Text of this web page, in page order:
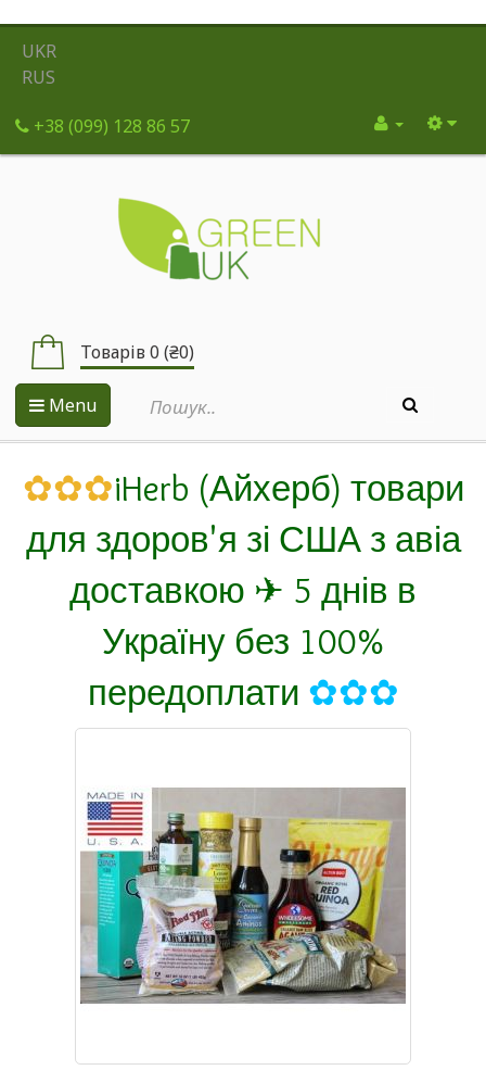
UKR
RUS
+38 (099) 128 86 57
Товарів 0 (₴0)
Menu
✿✿✿iHerb (Айхерб) товари
для здоров'я зі США з авіа
доставкою ✈ 5 днів в
Україну без 100%
передоплати ✿✿✿